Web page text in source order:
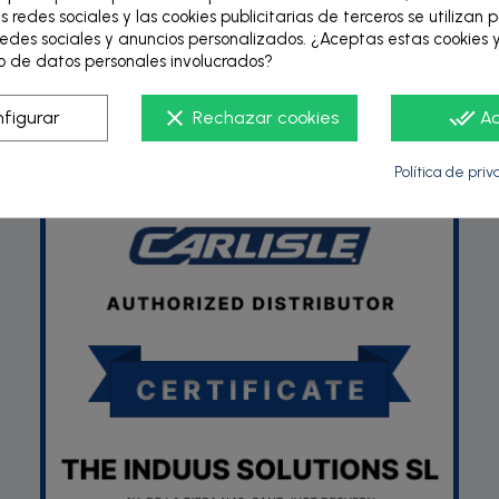
redes sociales y las cookies publicitarias de terceros se utilizan
sociales y anuncios personalizados. ¿Aceptas estas cookies
de datos personales involucrados?
done_all
clear Rechazar cookies
Política de